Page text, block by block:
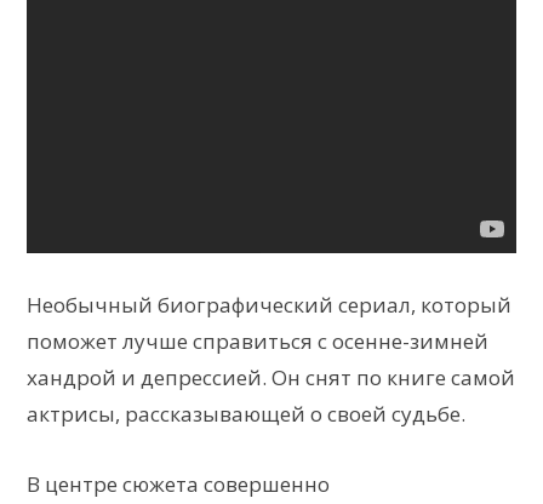
Необычный биографический сериал, который
поможет лучше справиться с осенне-зимней
хандрой и депрессией. Он снят по книге самой
актрисы, рассказывающей о своей судьбе.
В центре сюжета совершенно